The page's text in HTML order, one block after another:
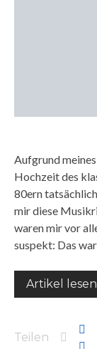
Aufgrund
Hochzeit des
80ern
mir diese
waren mir vor
suspekt: Das
Artikel lesen
Teilen